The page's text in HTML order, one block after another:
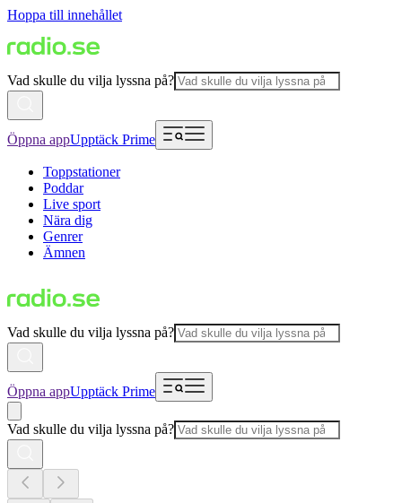
Hoppa till innehållet
Vad skulle du vilja lyssna på?
Öppna appUpptäck Prime
Toppstationer
Poddar
Live sport
Nära dig
Genrer
Ämnen
Vad skulle du vilja lyssna på?
Öppna appUpptäck Prime
Vad skulle du vilja lyssna på?